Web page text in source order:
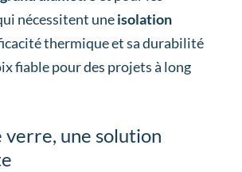
nécessitent uneisolation
thermique et sa durabilité
fiable pour des projets à long
verre, une solution